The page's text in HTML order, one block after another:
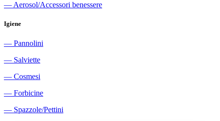
― Aerosol/Accessori benessere
Igiene
― Pannolini
― Salviette
― Cosmesi
― Forbicine
― Spazzole/Pettini